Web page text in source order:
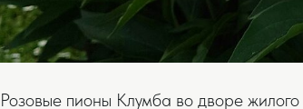
Розовые пионы Клумба во дворе